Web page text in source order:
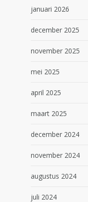
januari 2026
december 2025
november 2025
mei 2025
april 2025
maart 2025
december 2024
november 2024
augustus 2024
juli 2024